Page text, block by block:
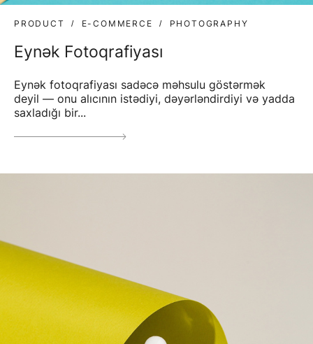
PRODUCT E-COMMERCE PHOTOGRAPHY
Eynək Fotoqrafiyası
Eynək fotoqrafiyası sadəcə məhsulu göstərmək
deyil — onu alıcının istədiyi, dəyərləndirdiyi və yadda
saxladığı bir...